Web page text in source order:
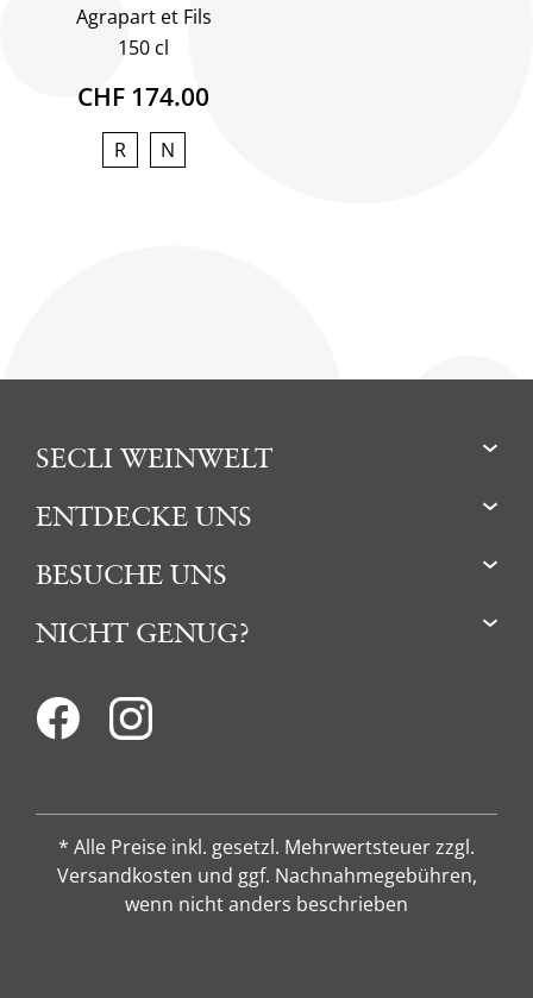
Agrapart et Fils
150 cl
CHF 174.00
R N
SECLI WEINWELT
ENTDECKE UNS
BESUCHE UNS
NICHT GENUG?
* Alle Preise inkl. gesetzl. Mehrwertsteuer zzgl.
Versandkosten und ggf. Nachnahmegebühren,
wenn nicht anders beschrieben